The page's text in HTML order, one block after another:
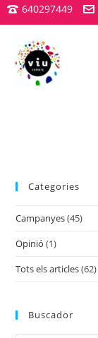
640297449
Categories
Campanyes(45)
Opinió (1)
Tots els articles(62)
Buscador